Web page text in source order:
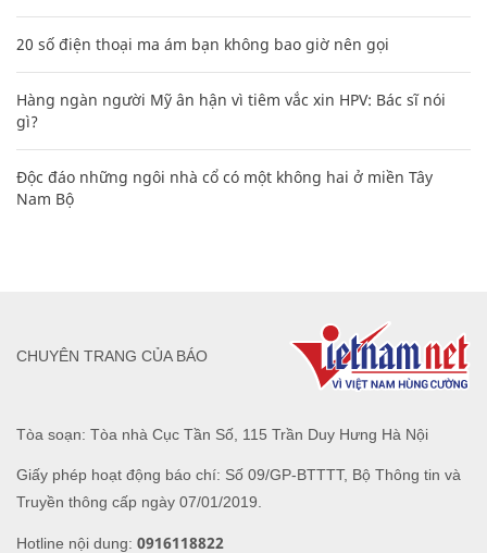
20 số điện thoại ma ám bạn không bao giờ nên gọi
Hàng ngàn người Mỹ ân hận vì tiêm vắc xin HPV: Bác sĩ nói
gì?
Độc đáo những ngôi nhà cổ có một không hai ở miền Tây
Nam Bộ
Tòa soạn: Tòa nhà Cục Tần Số, 115 Trần Duy Hưng Hà Nội
Giấy phép hoạt động báo chí: Số 09/GP-BTTTT, Bộ Thông tin và
Truyền thông cấp ngày 07/01/2019.
Hotline nội dung: 0916118822
CHUYÊN TRANG CỦA BÁO